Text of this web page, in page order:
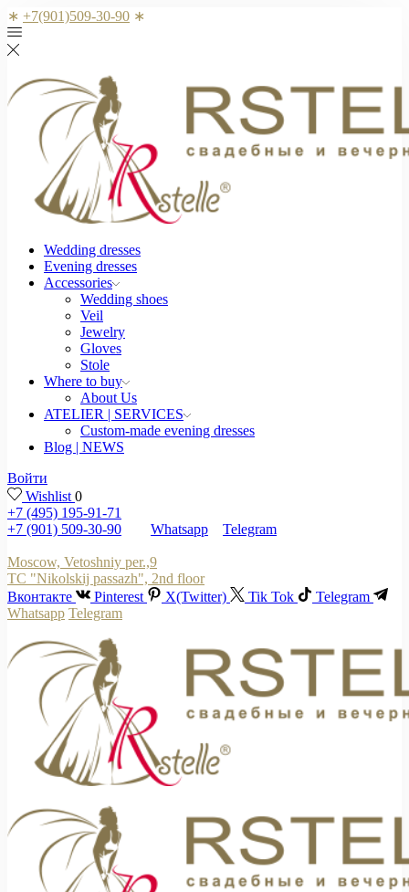
∗ +7(901)509-30-90 ∗
Wedding dresses
Evening dresses
Accessories
Wedding shoes
Veil
Jewelry
Gloves
Stole
Where to buy
About Us
ATELIER | SERVICES
Custom-made evening dresses
Blog | NEWS
Войти
Wishlist 0
+7 (495) 195-91-71
+7 (901) 509-30-90
Whatsapp Telegram
Moscow, Vetoshniy per.,9
TC "Nikolskij passazh", 2nd floor
Вконтакте
Pinterest X(Twitter) Tik Tok
Telegram
Whatsapp Telegram